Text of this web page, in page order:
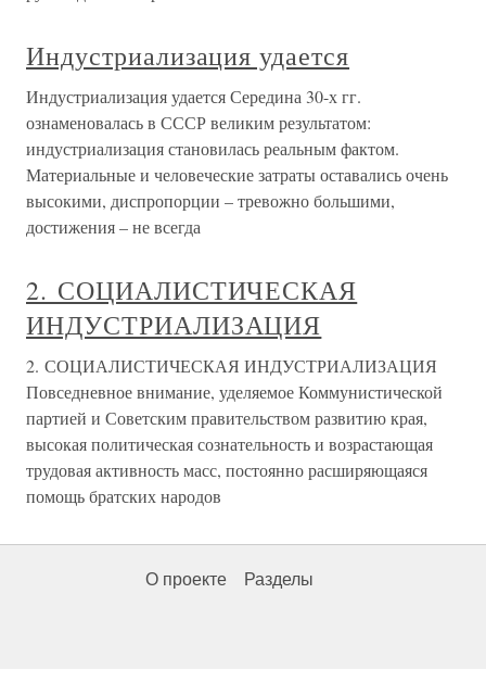
Индустриализация удается
Индустриализация удается Середина 30-х гг.
ознаменовалась в СССР великим результатом:
индустриализация становилась реальным фактом.
Материальные и человеческие затраты оставались очень
высокими, диспропорции – тревожно большими,
достижения – не всегда
2. СОЦИАЛИСТИЧЕСКАЯ
ИНДУСТРИАЛИЗАЦИЯ
2. СОЦИАЛИСТИЧЕСКАЯ ИНДУСТРИАЛИЗАЦИЯ
Повседневное внимание, уделяемое Коммунистической
партией и Советским правительством развитию края,
высокая политическая сознательность и возрастающая
трудовая активность масс, постоянно расширяющаяся
помощь братских народов
О проекте Разделы